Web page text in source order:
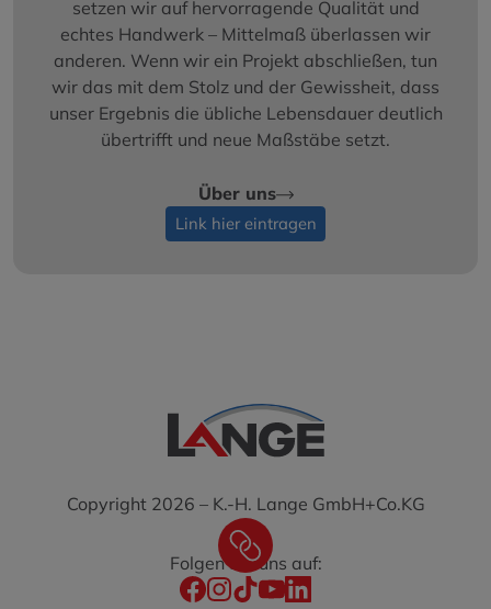
setzen wir auf hervorragende Qualität und
echtes Handwerk – Mittelmaß überlassen wir
anderen. Wenn wir ein Projekt abschließen, tun
wir das mit dem Stolz und der Gewissheit, dass
unser Ergebnis die übliche Lebensdauer deutlich
übertrifft und neue Maßstäbe setzt.
Über uns
Link hier eintragen
Copyright 2026 – K.-H. Lange GmbH+Co.KG
Folgen Sie uns auf: